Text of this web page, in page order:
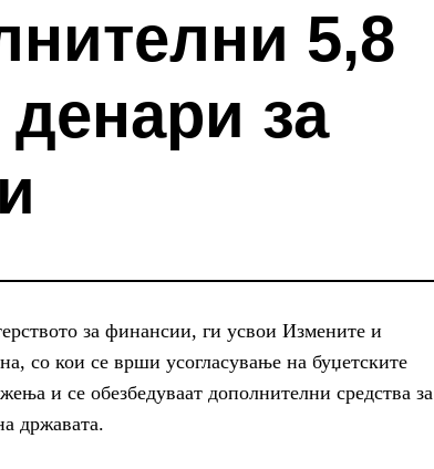
5,8
за
за финансии, ги усвои Измените и
со кои се врши усогласување на буџетските
и се обезбедуваат дополнителни средства за
државата.